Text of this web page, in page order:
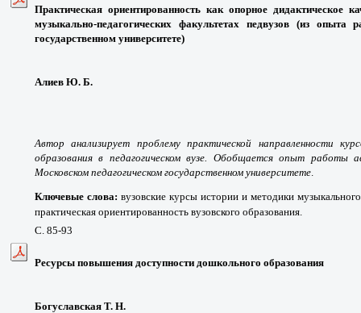
Практическая ориентированность как опорное дидактическое
музыкально-педагогических факультетах педвузов (из опыта
государственном университете)
Алиев Ю. Б.
Автор анализирует проблему практической направленности
образования в педагогическом вузе. Обобщается опыт работы
Московском педагогическом государственном университете
Ключевые слова: вузовские курсы истории и методики
практическая ориентированность вузовского образования.
С. 85-93
Ресурсы повышения доступности дошкольного образования
Богуславская Т. Н.